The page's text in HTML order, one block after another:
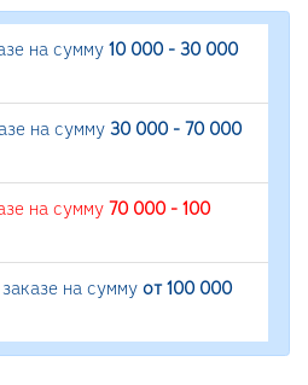
на сумму 10 000 - 30 000
на сумму 30 000 - 70 000
на сумму 70 000 - 100
заказе на сумму от 100 000